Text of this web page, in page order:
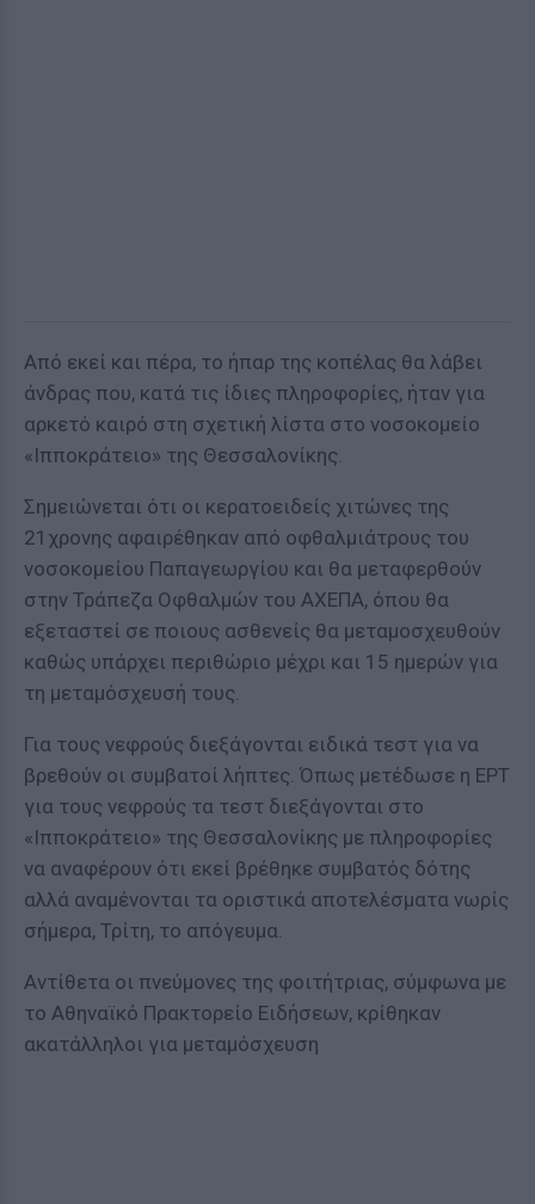
Από εκεί και πέρα, το ήπαρ της κοπέλας θα λάβει
άνδρας που, κατά τις ίδιες πληροφορίες, ήταν για
αρκετό καιρό στη σχετική λίστα στο νοσοκομείο
«Ιπποκράτειο» της Θεσσαλονίκης.
Σημειώνεται ότι οι κερατοειδείς χιτώνες της
21χρονης αφαιρέθηκαν από οφθαλμιάτρους του
νοσοκομείου Παπαγεωργίου και θα μεταφερθούν
στην Τράπεζα Οφθαλμών του ΑΧΕΠΑ, όπου θα
εξεταστεί σε ποιους ασθενείς θα μεταμοσχευθούν
καθώς υπάρχει περιθώριο μέχρι και 15 ημερών για
τη μεταμόσχευσή τους.
Για τους νεφρούς διεξάγονται ειδικά τεστ για να
βρεθούν οι συμβατοί λήπτες. Όπως μετέδωσε η ΕΡΤ
για τους νεφρούς τα τεστ διεξάγονται στο
«Ιπποκράτειο» της Θεσσαλονίκης με πληροφορίες
να αναφέρουν ότι εκεί βρέθηκε συμβατός δότης
αλλά αναμένονται τα οριστικά αποτελέσματα νωρίς
σήμερα, Τρίτη, το απόγευμα.
Αντίθετα οι πνεύμονες της φοιτήτριας, σύμφωνα με
το Αθηναϊκό Πρακτορείο Ειδήσεων, κρίθηκαν
ακατάλληλοι για μεταμόσχευση